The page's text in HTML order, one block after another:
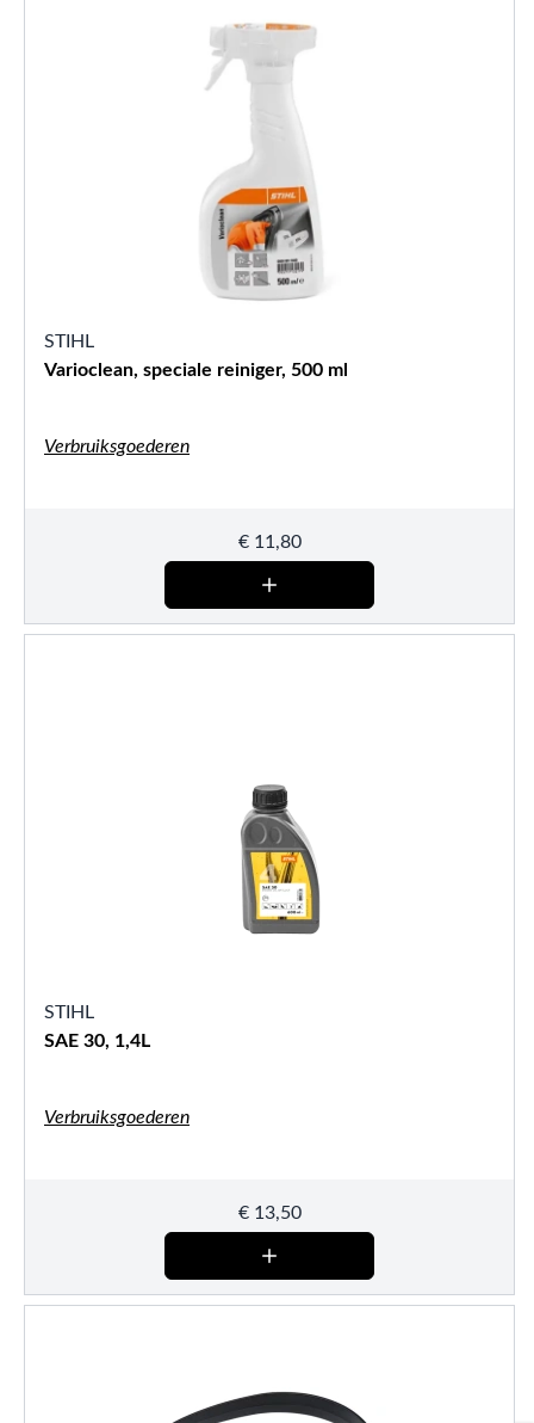
STIHL
Varioclean, speciale reiniger, 500 ml
Verbruiksgoederen
€11,80
STIHL
SAE 30, 1,4L
Verbruiksgoederen
€13,50